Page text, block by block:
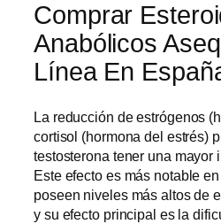
Comprar
Anabólicos
Línea En
La reducción de estrógenos
cortisol (hormona del estrés)
testosterona tener una mayor
Este efecto es más notable
poseen niveles más altos de
y su efecto principal es la